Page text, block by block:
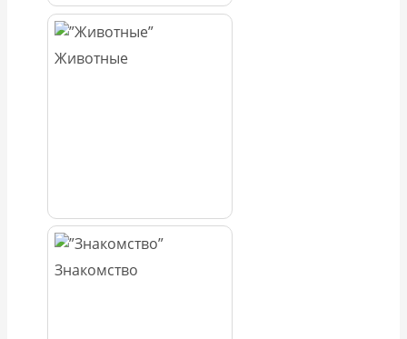
Животные
Знакомство